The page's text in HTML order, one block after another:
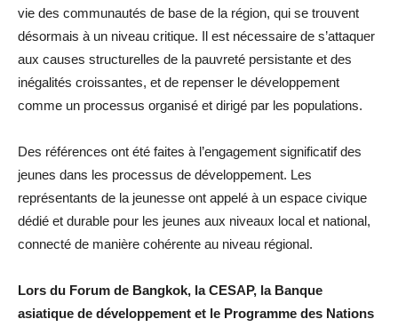
vie des communautés de base de la région, qui se trouvent
désormais à un niveau critique. Il est nécessaire de s’attaquer
aux causes structurelles de la pauvreté persistante et des
inégalités croissantes, et de repenser le développement
comme un processus organisé et dirigé par les populations.
Des références ont été faites à l’engagement significatif des
jeunes dans les processus de développement. Les
représentants de la jeunesse ont appelé à un espace civique
dédié et durable pour les jeunes aux niveaux local et national,
connecté de manière cohérente au niveau régional.
Lors du Forum de Bangkok, la CESAP, la Banque
asiatique de développement et le Programme des Nations